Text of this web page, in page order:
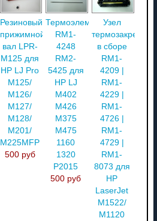
Резиновый
прижимной
вал LPR-
M125 для
HP LJ Pro
M125/
M126/
M127/
M128/
M201/
M225MFP
500 руб
Термоэлемент
RM1-
4248
RM2-
5425 для
HP LJ
M402
M426
M375
M475
1160
1320
P2015
500 руб
Узел
в сборе
RM1-
4209 |
RM1-
4229 |
RM1-
4726 |
RM1-
4729 |
RM1-
8073 для
HP
LaserJet
M1522/
M1120